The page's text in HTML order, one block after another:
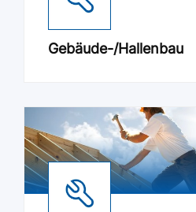
Gebäude-/Hallenbau